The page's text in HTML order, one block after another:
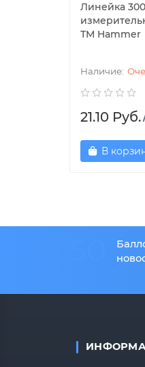
Линейка
ТМ Hammer
21.10 Руб.
В